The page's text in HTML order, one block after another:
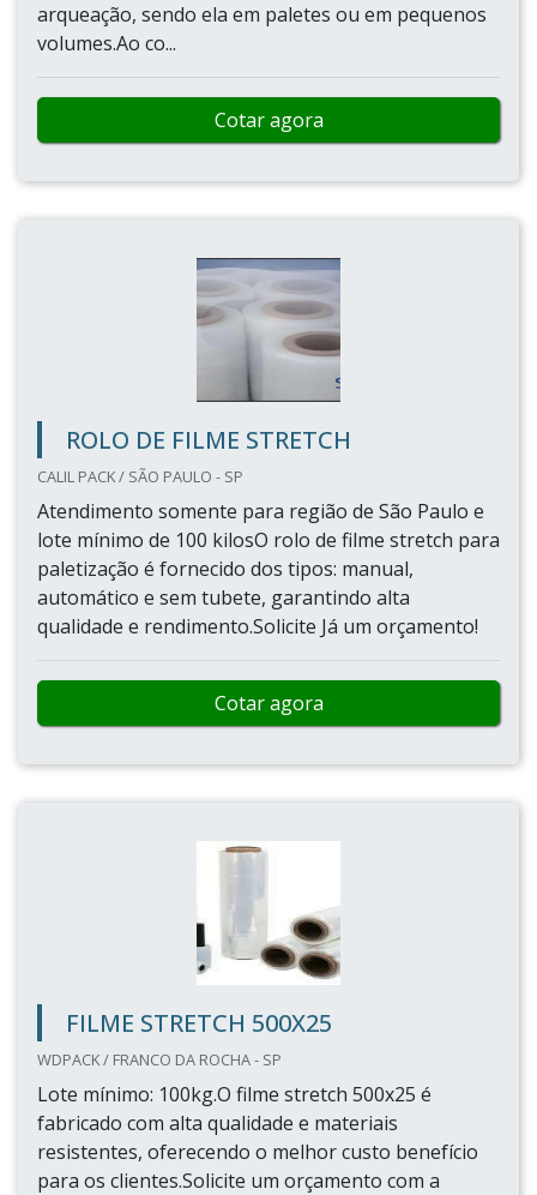
arqueação, sendo ela em paletes ou em pequenos
volumes.Ao co...
Cotar agora
ROLO DE FILME STRETCH
CALIL PACK / SÃO PAULO - SP
Atendimento somente para região de São Paulo e
lote mínimo de 100 kilosO rolo de filme stretch para
paletização é fornecido dos tipos: manual,
automático e sem tubete, garantindo alta
qualidade e rendimento.Solicite Já um orçamento!
Cotar agora
FILME STRETCH 500X25
WDPACK / FRANCO DA ROCHA - SP
Lote mínimo: 100kg.O filme stretch 500x25 é
fabricado com alta qualidade e materiais
resistentes, oferecendo o melhor custo benefício
para os clientes.Solicite um orçamento com a